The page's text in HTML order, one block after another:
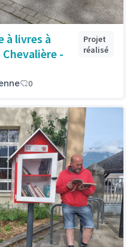
à livres à
-
Projet
réalisé
0